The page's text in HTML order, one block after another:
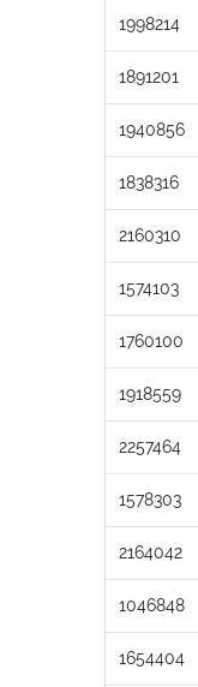
1998214
1891201
1940856
1838316
2160310
1574103
1760100
1918559
2257464
1578303
2164042
1046848
1654404